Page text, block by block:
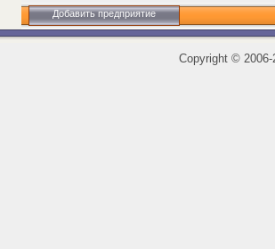
Добавить предприятие
Copyright ©